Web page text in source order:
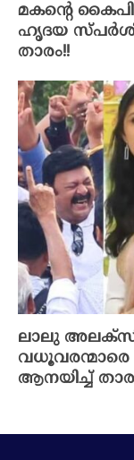
മകന്റെ
ഹൃദയ
താരം!!
ലാലു
വധൂവരന്മാരെ
ആനയിച്ച്